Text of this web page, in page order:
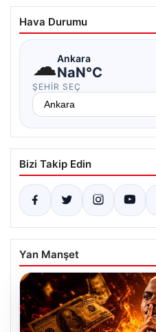
Hava Durumu
☁Ankara
NaN°C
ŞEHIR SEÇ
Bizi Takip Edin
Yan Manşet